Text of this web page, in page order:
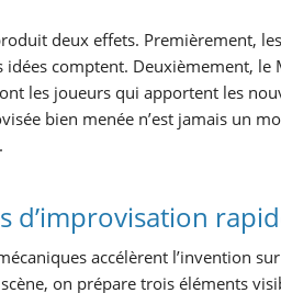
deux effets. Premièrement,
idées comptent. Deuxièmement, le
les joueurs qui apportent les
bien menée n’est jamais un
d’improvisation
accélèrent l’invention
on prépare trois éléments